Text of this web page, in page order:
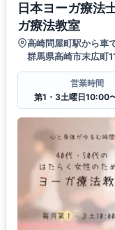
日本ヨーガ療法
ガ療法教室
高崎問屋町駅から車
群馬県高崎市末広町
営業時間
第1・3土曜日10:00